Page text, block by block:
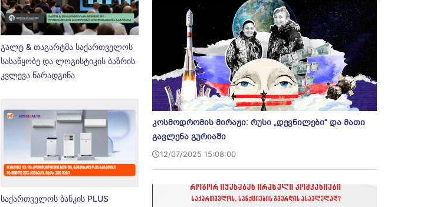
გალტ & თაგარტმა საქართველოს
სასაწყობე და ლოგისტიკის ბაზრის
კვლევა წარადგინა
საქართველოს ბანკის PLUS
კოსმოდრომის მირაჟი: რუსი „დევნილები“ და მათი
გავლენა გურიაში
12/07/2025 15:08:00